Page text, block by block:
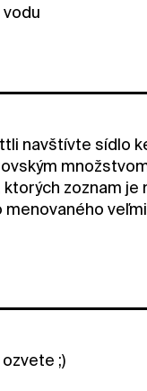
vodu
navštívte sídlo
zoznam je
;)